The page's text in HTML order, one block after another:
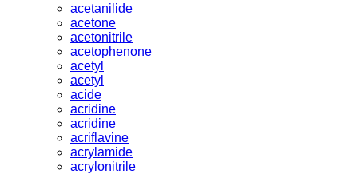
acetanilide
acetone
acetonitrile
acetophenone
acetyl
acetyl
acide
acridine
acridine
acriflavine
acrylamide
acrylonitrile